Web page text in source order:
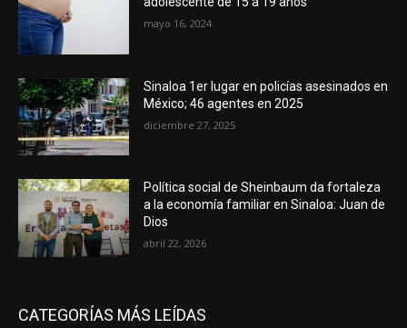
mayo 16, 2024
Sinaloa 1er lugar en policías asesinados en
México; 46 agentes en 2025
diciembre 27, 2025
Política social de Sheinbaum da fortaleza
a la economía familiar en Sinaloa: Juan de
Dios
abril 22, 2026
CATEGORÍAS MÁS LEÍDAS